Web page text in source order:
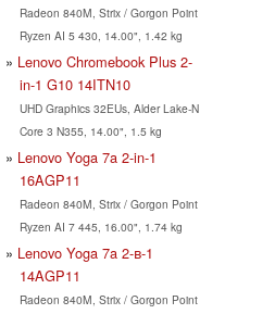
Radeon 840M, Strix / Gorgon Point
Ryzen AI 5 430, 14.00", 1.42 kg
Lenovo Chromebook Plus 2-
in-1 G10 14ITN10
UHD Graphics 32EUs, Alder Lake-N
Core 3 N355, 14.00", 1.5 kg
Lenovo Yoga 7a 2-in-1
16AGP11
Radeon 840M, Strix / Gorgon Point
Ryzen AI 7 445, 16.00", 1.74 kg
Lenovo Yoga 7a 2-в-1
14AGP11
Radeon 840M, Strix / Gorgon Point